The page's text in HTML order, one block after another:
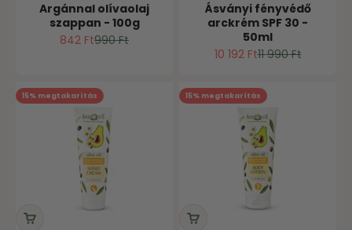
Argánnal olívaolaj
szappan - 100g
Ár
842 FtNormál ár
990 Ft
Ásványi fényvédő
arckrém SPF 30 -
50ml
Ár
10 192 FtNormál ár
11 990 Ft
15% megtakarítás 15% megtakarítás